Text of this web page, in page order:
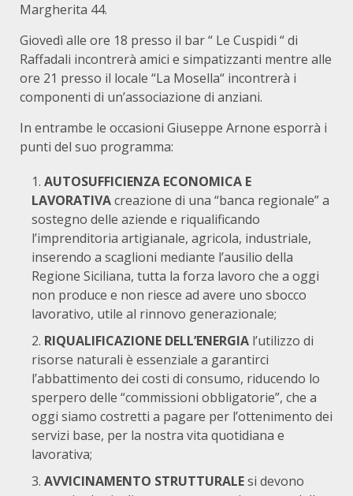
Margherita 44.
Giovedì alle ore 18 presso il bar “ Le Cuspidi “ di
Raffadali incontrerà amici e simpatizzanti mentre alle
ore 21 presso il locale “La Mosella“ incontrerà i
componenti di un’associazione di anziani.
In entrambe le occasioni Giuseppe Arnone esporrà i
punti del suo programma:
AUTOSUFFICIENZA ECONOMICA E
LAVORATIVAcreazione di una “banca regionale” a
sostegno delle aziende e riqualificando
l’imprenditoria artigianale, agricola, industriale,
inserendo a scaglioni mediante l’ausilio della
Regione Siciliana, tutta la forza lavoro che a oggi
non produce e non riesce ad avere uno sbocco
lavorativo, utile al rinnovo generazionale;
RIQUALIFICAZIONE DELL’ENERGIA l’utilizzo di
risorse naturali è essenziale a garantirci
l’abbattimento dei costi di consumo, riducendo lo
sperpero delle “commissioni obbligatorie”, che a
oggi siamo costretti a pagare per l’ottenimento dei
servizi base, per la nostra vita quotidiana e
lavorativa;
AVVICINAMENTO STRUTTURALEsi devono